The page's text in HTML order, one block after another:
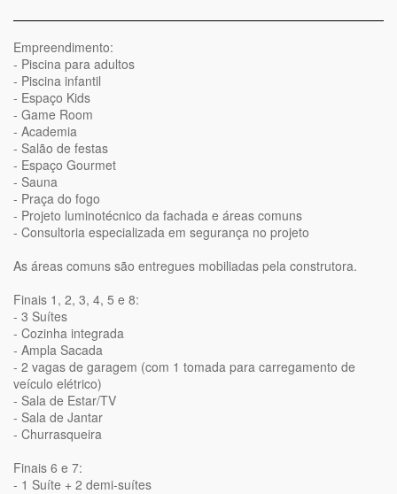
Empreendimento:
- Piscina para adultos
- Piscina infantil
- Espaço Kids
- Game Room
- Academia
- Salão de festas
- Espaço Gourmet
- Sauna
- Praça do fogo
- Projeto luminotécnico da fachada e áreas comuns
- Consultoria especializada em segurança no projeto
As áreas comuns são entregues mobiliadas pela construtora.
Finais 1, 2, 3, 4, 5 e 8:
- 3 Suítes
- Cozinha integrada
- Ampla Sacada
- 2 vagas de garagem (com 1 tomada para carregamento de
veículo elétrico)
- Sala de Estar/TV
- Sala de Jantar
- Churrasqueira
Finais 6 e 7:
- 1 Suíte + 2 demi-suítes